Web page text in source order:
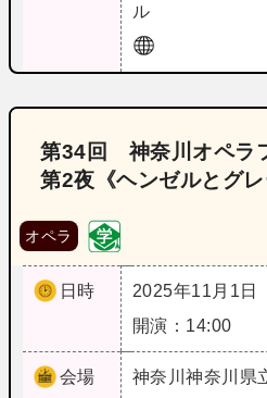
ル
第34回 神奈川オペラ
第2夜《ヘンゼルとグレ
オペラ
日時
2025年11月1日
開演：14:00
会場 神奈川神奈川県